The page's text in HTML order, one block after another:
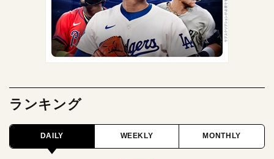
ランキング
DAILY WEEKLY MONTHLY